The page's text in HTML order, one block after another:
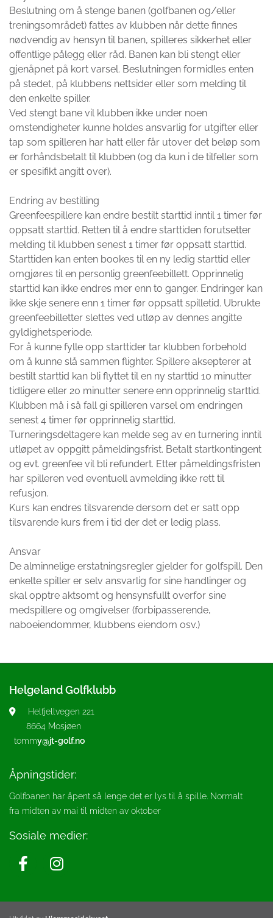
Beslutning om å stenge banen (golfbanen og/eller
treningsområdet) fattes av klubben når dette finnes
nødvendig av hensyn til banen, spilleres sikkerhet eller
offentlige pålegg eller råd. Banen kan bli stengt eller
gjenåpnet på kort varsel. Beslutningen formidles enten
på stedet, på klubbens nettsider eller som melding til
den enkelte spiller.
Ved stengt bane vil klubben ikke under noen
omstendigheter kunne holdes ansvarlig for utgifter eller
tap som spilleren har hatt eller får utover det beløp som
er forhåndsbetalt til klubben (og da kun i de tilfeller som
er spesifikt angitt over).
Endring av bestilling
Greenfeespillere kan endre bestilt starttid inntil 1 timer før
oppsatt starttid. Retten til å endre starttiden forutsetter
melding til klubben senest 1 timer før oppsatt starttid.
Starttiden kan enten bookes til en ny ledig starttid eller
omgjøres til en personlig greenfeebillett. Opprinnelig
starttid kan ikke endres mer enn to ganger. Endringer kan
ikke skje senere enn 1 timer før oppsatt spilletid. Ubrukte
greenfeebilletter slettes ved utløp av dennes angitte
gyldighetsperiode.
For å kunne fylle opp starttider tar klubben forbehold
om å kunne slå sammen flighter. Spillere aksepterer at
bestilt starttid kan bli flyttet til en ny starttid 10 minutter
tidligere eller 20 minutter senere enn opprinnelig starttid.
Klubben må i så fall gi spilleren varsel om endringen
senest 4 timer før opprinnelig starttid.
Turneringsdeltagere kan melde seg av en turnering inntil
utløpet av oppgitt påmeldingsfrist. Betalt startkontingent
og evt. greenfee vil bli refundert. Etter påmeldingsfristen
har spilleren ved eventuell avmelding ikke rett til
refusjon.
Kurs kan endres tilsvarende dersom det er satt opp
tilsvarende kurs frem i tid der det er ledig plass.
Ansvar
De alminnelige erstatningsregler gjelder for golfspill. Den
enkelte spiller er selv ansvarlig for sine handlinger og
skal opptre aktsomt og hensynsfullt overfor sine
medspillere og omgivelser (forbipasserende,
naboeiendommer, klubbens eiendom osv.)
Helgeland Golfklubb
 Helfjellvegen 221
8664 Mosjøen
tommy@jt-golf.no
Åpningstider:
Golfbanen har åpent så lenge det er lys til å spille. Normalt
fra midten av mai til midten av oktober
Sosiale medier: